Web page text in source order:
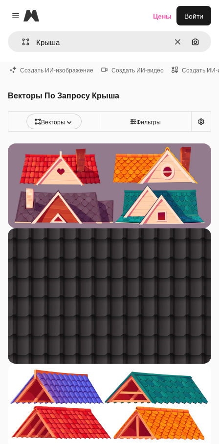
Close menu
Magnific
ОчиститьПоиск
Цены Войти
Создать ИИ-изображение Создать ИИ-видео Создать ИИ-
Векторы По Запросу Крыша
Векторы Фильтры